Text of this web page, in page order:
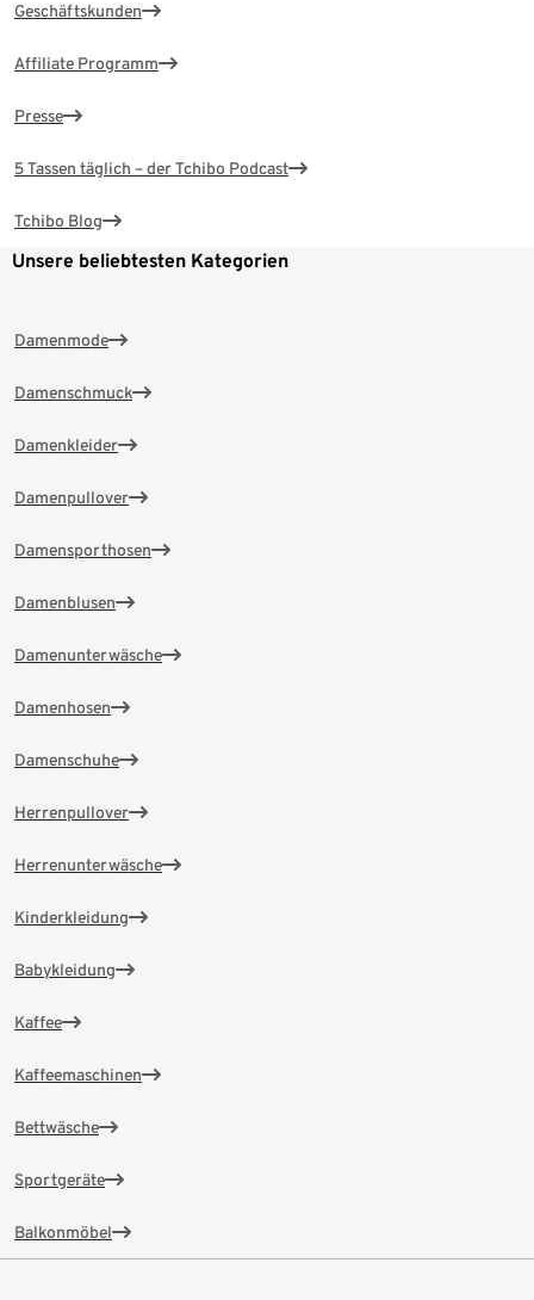
Geschäftskunden
Affiliate Programm
Presse
5 Tassen täglich – der Tchibo Podcast
Tchibo Blog
Unsere beliebtesten Kategorien
Damenmode
Damenschmuck
Damenkleider
Damenpullover
Damensporthosen
Damenblusen
Damenunterwäsche
Damenhosen
Damenschuhe
Herrenpullover
Herrenunterwäsche
Kinderkleidung
Babykleidung
Kaffee
Kaffeemaschinen
Bettwäsche
Sportgeräte
Balkonmöbel